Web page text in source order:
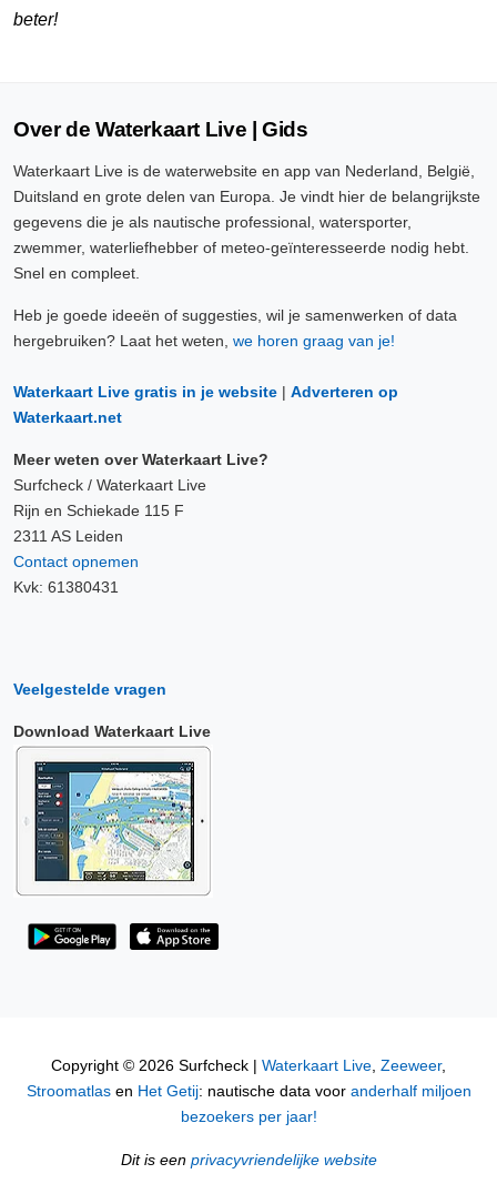
beter!
Over de Waterkaart Live | Gids
Waterkaart Live is de waterwebsite en app van Nederland, België,
Duitsland en grote delen van Europa. Je vindt hier de belangrijkste
gegevens die je als nautische professional, watersporter,
zwemmer, waterliefhebber of meteo-geïnteresseerde nodig hebt.
Snel en compleet.
Heb je goede ideeën of suggesties, wil je samenwerken of data
hergebruiken? Laat het weten, we horen graag van je!
Waterkaart Live gratis in je website | Adverteren op
Waterkaart.net
Meer weten over Waterkaart Live?
Surfcheck / Waterkaart Live
Rijn en Schiekade 115 F
2311 AS Leiden
Contact opnemen
Kvk: 61380431
Veelgestelde vragen
Download Waterkaart Live
Copyright © 2026 Surfcheck | Waterkaart Live, Zeeweer,
Stroomatlasen Het Getij: nautische data voor anderhalf miljoen
bezoekers per jaar!
Dit is een privacyvriendelijke website